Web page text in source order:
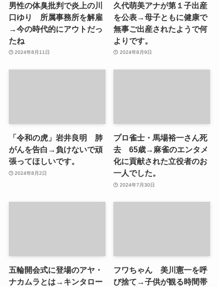
男性の体臭批判で炎上の川
口ゆり 所属事務所を解雇
→今の時代的にアウトだっ
たね
2024年8月11日
久代萌美アナが第１子出産
を公表→母子ともに健康で
無事ご出産されたようで何
よりです。
2024年8月9日
「令和の虎」岩井良明 肺
がんを告白→負けないで頑
張ってほしいです。
2024年8月2日
プロ雀士・馬場裕一さん死
去 65歳→麻雀のエンタメ
化に貢献された立役者のお
一人でした。
2024年7月30日
五輪開会式に登場のアヤ・
ナカムラとは→キンタロー
フワちゃん 美川憲一を呼
び捨て→子供が観る時間帯